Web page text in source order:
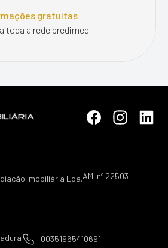
gratuitas
toda a rede predimed
Imobiliária Lda.AMI nº 22503
00351965410691